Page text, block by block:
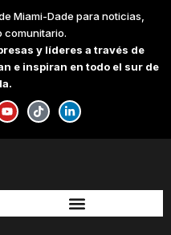
Miami-Dade para noticias,
comunitario.
y líderes a través de
e inspiran en todo el sur de
Y
o
u
t
T
i
k
t
L
i
n
k
-
i
n